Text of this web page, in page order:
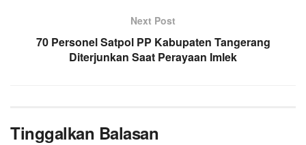
Next Post
70 Personel Satpol PP Kabupaten Tangerang
Diterjunkan Saat Perayaan Imlek
Tinggalkan Balasan